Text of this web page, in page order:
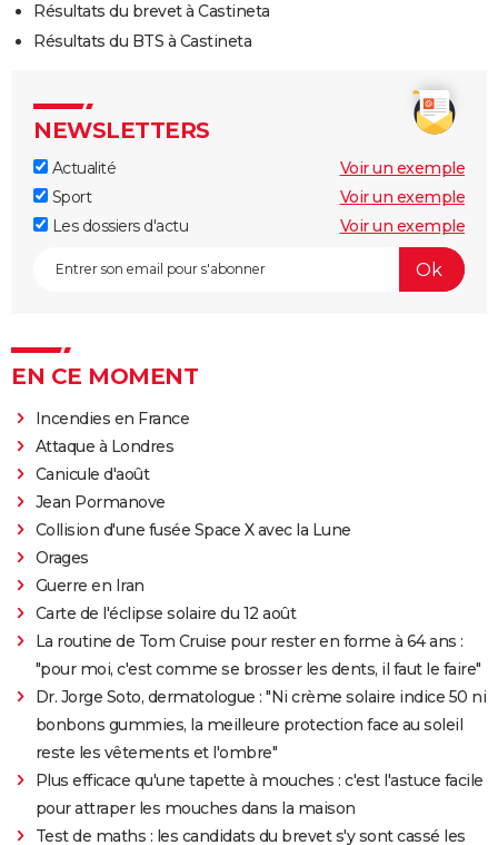
Résultats du brevet à Castineta
Résultats du BTS à Castineta
NEWSLETTERS
Actualité
Voir un exemple
Sport
Voir un exemple
Les dossiers d'actu
Voir un exemple
EN CE MOMENT
Incendies en France
Attaque à Londres
Canicule d'août
Jean Pormanove
Collision d'une fusée Space X avec la Lune
Orages
Guerre en Iran
Carte de l'éclipse solaire du 12 août
La routine de Tom Cruise pour rester en forme à 64 ans :
"pour moi, c'est comme se brosser les dents, il faut le faire"
Dr. Jorge Soto, dermatologue : "Ni crème solaire indice 50 ni
bonbons gummies, la meilleure protection face au soleil
reste les vêtements et l'ombre"
Plus efficace qu'une tapette à mouches : c'est l'astuce facile
pour attraper les mouches dans la maison
Test de maths : les candidats du brevet s'y sont cassé les